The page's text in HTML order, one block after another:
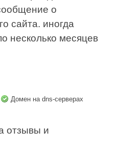
о
сайта. иногда
несколько месяцев
Домен на dns-серверах
отзывы и